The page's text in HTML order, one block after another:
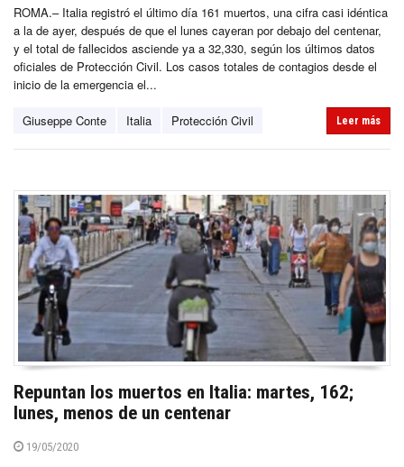
ROMA.– Italia registró el último día 161 muertos, una cifra casi idéntica
a la de ayer, después de que el lunes cayeran por debajo del centenar,
y el total de fallecidos asciende ya a 32,330, según los últimos datos
oficiales de Protección Civil. Los casos totales de contagios desde el
inicio de la emergencia el...
Giuseppe Conte Italia Protección Civil Leer más
Repuntan los muertos en Italia: martes, 162;
lunes, menos de un centenar
19/05/2020